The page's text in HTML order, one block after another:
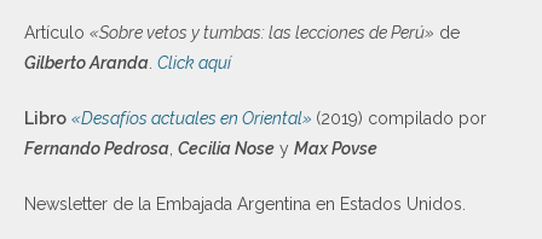
Artículo «Sobre vetos y tumbas: las lecciones de Perú» de
Gilberto Aranda. Click aquí
Libro «Desafíos actuales en Oriental» (2019) compilado por
Fernando Pedrosa, Cecilia Nose y Max Povse
Newsletter de la Embajada Argentina en Estados Unidos.